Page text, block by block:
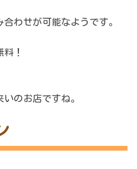
わせが可能なようです。
！
のお店ですね。